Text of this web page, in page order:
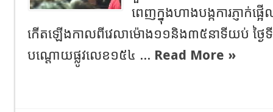
ពេញក្នុងហាងបង្កការភ្ញាក់ផ្
កើតឡើងកាលពីវេលាម៉ោង១១និង៣៥នាទីយប់ ថ្ងៃទី
បណ្តោយផ្លូវលេខ១៥៤ ... Read More »